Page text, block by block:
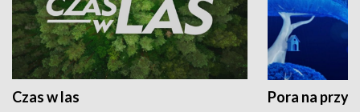
Czas w las Pora na